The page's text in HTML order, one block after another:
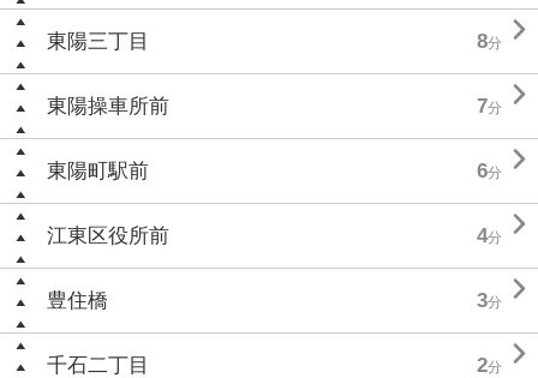
東陽三丁目 8分 
東陽操車所前 7分 
東陽町駅前 6分 
江東区役所前 4分 
豊住橋 3分 
千石二丁目 2分 